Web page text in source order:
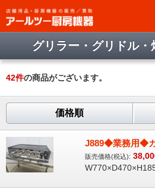
グリラー・グリドル
42件の商品がございます。
価格順
J889◆業務用◆
販売価格(税込):